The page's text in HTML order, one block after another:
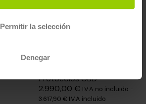
Permitir la selección
DenegarKESS3 Master (Coche –
Protocolos OBD
2.990,00€ I.V.A no incluido -
3.617,90€ I.V.A incluido